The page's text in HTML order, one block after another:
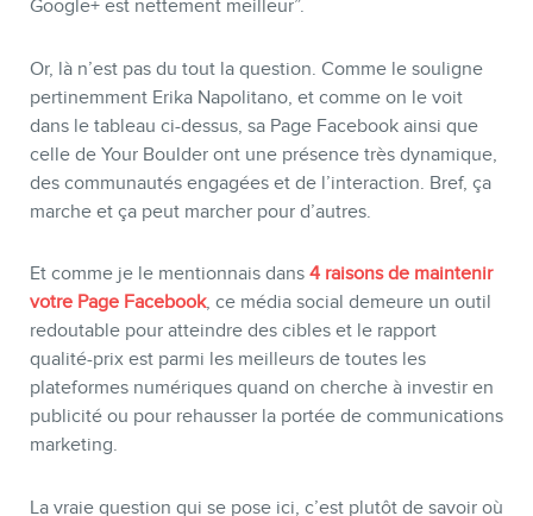
Google+ est nettement meilleur”.
Or, là n’est pas du tout la question. Comme le souligne
pertinemment Erika Napolitano, et comme on le voit
dans le tableau ci-dessus, sa Page Facebook ainsi que
celle de Your Boulder ont une présence très dynamique,
des communautés engagées et de l’interaction. Bref, ça
marche et ça peut marcher pour d’autres.
Et comme je le mentionnais dans 4 raisons de maintenir
votre Page Facebook, ce média social demeure un outil
redoutable pour atteindre des cibles et le rapport
qualité-prix est parmi les meilleurs de toutes les
plateformes numériques quand on cherche à investir en
publicité ou pour rehausser la portée de communications
marketing.
La vraie question qui se pose ici, c’est plutôt de savoir où